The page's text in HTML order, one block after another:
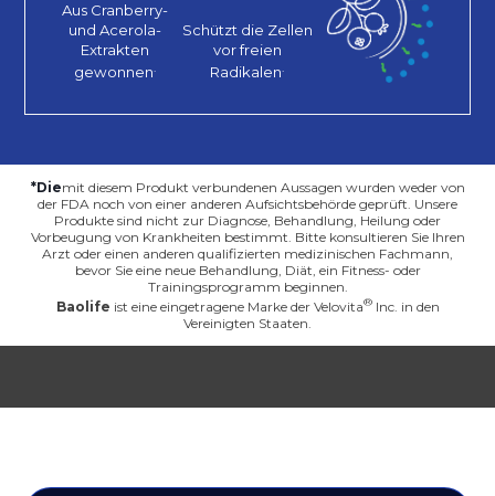
Aus Cranberry-
und Acerola-
Extrakten
gewonnen.
Schützt die Zellen
vorfreien
Radikalen.
*Diemit diesem Produkt verbundenen Aussagen wurden weder von
der FDA noch von einer anderen Aufsichtsbehörde geprüft. Unsere
Produkte sind nicht zur Diagnose, Behandlung, Heilung oder
Vorbeugung von Krankheiten bestimmt. Bitte konsultieren Sie Ihren
Arzt oder einen anderen qualifizierten medizinischen Fachmann,
bevor Sie eine neue Behandlung, Diät, ein Fitness- oder
Trainingsprogramm beginnen.
Baolife ist eine eingetragene Marke der Velovita Inc. in den
Vereinigten Staaten.